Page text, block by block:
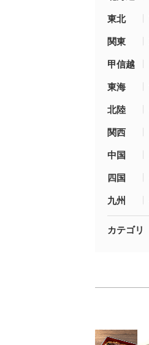
東北
関東
甲信越
東海
北陸
関西
中国
四国
九州
カテゴリ